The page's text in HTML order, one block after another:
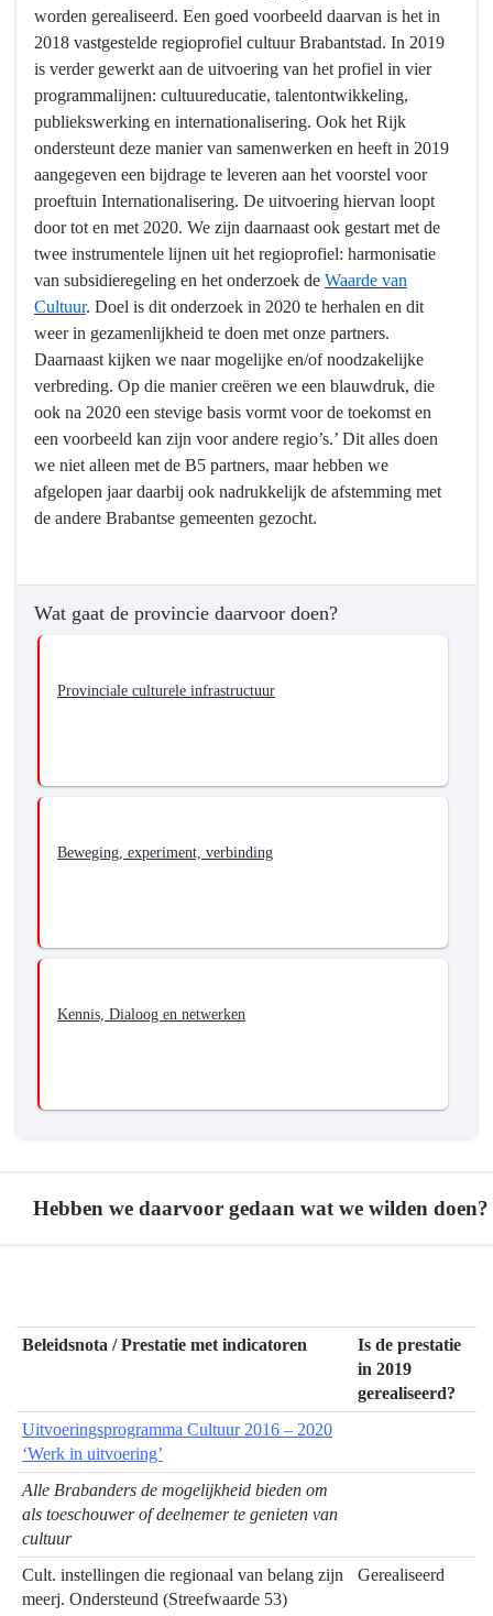
worden gerealiseerd. Een goed voorbeeld daarvan is het in
2018 vastgestelde regioprofiel cultuur Brabantstad. In 2019
is verder gewerkt aan de uitvoering van het profiel in vier
programmalijnen: cultuureducatie, talentontwikkeling,
publiekswerking en internationalisering. Ook het Rijk
ondersteunt deze manier van samenwerken en heeft in 2019
aangegeven een bijdrage te leveren aan het voorstel voor
proeftuin Internationalisering. De uitvoering hiervan loopt
door tot en met 2020. We zijn daarnaast ook gestart met de
twee instrumentele lijnen uit het regioprofiel: harmonisatie
van subsidieregeling en het onderzoek de Waarde van
Cultuur. Doel is dit onderzoek in 2020 te herhalen en dit
weer in gezamenlijkheid te doen met onze partners.
Daarnaast kijken we naar mogelijke en/of noodzakelijke
verbreding. Op die manier creëren we een blauwdruk, die
ook na 2020 een stevige basis vormt voor de toekomst en
een voorbeeld kan zijn voor andere regio’s.’ Dit alles doen
we niet alleen met de B5 partners, maar hebben we
afgelopen jaar daarbij ook nadrukkelijk de afstemming met
de andere Brabantse gemeenten gezocht.
Wat gaat de provincie daarvoor doen?
Provinciale culturele infrastructuur
Beweging, experiment, verbinding
Kennis, Dialoog en netwerken
Hebben we daarvoor gedaan wat we wilden doen?
navigatie
Cultuur
Hebben
daarvoor
gedaan
wat
Beleidsnota / Prestatie met indicatoren
Is de prestatie
in 2019
gerealiseerd?
Uitvoeringsprogramma Cultuur 2016 – 2020
‘Werk in uitvoering’
Alle Brabanders de mogelijkheid bieden om
als toeschouwer of deelnemer te genieten van
cultuur
Cult. instellingen die regionaal van belang zijn
meerj. Ondersteund (Streefwaarde 53)
Gerealiseerd